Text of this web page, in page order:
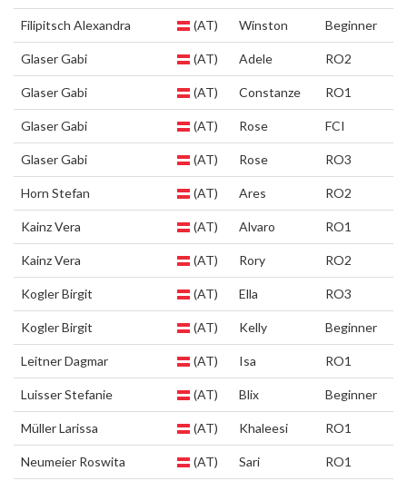
Filipitsch Alexandra (AT) Winston Beginner
Glaser Gabi (AT) Adele RO2
Glaser Gabi (AT) Constanze RO1
Glaser Gabi (AT) Rose FCI
Glaser Gabi (AT) Rose RO3
Horn Stefan (AT) Ares RO2
Kainz Vera (AT) Alvaro RO1
Kainz Vera (AT) Rory RO2
Kogler Birgit (AT) Ella RO3
Kogler Birgit (AT) Kelly Beginner
Leitner Dagmar (AT) Isa RO1
Luisser Stefanie (AT) Blix Beginner
Müller Larissa (AT) Khaleesi RO1
Neumeier Roswita (AT) Sari RO1